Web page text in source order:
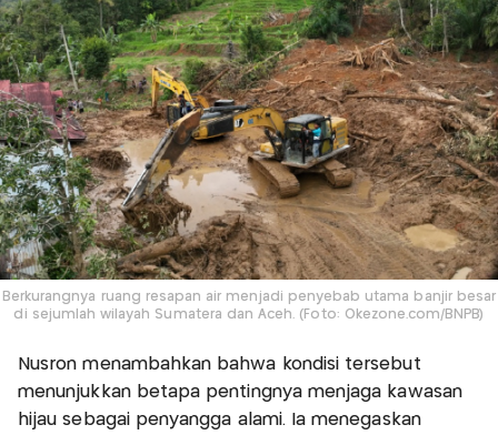
Berkurangnya ruang resapan air menjadi penyebab utama banjir besar
di sejumlah wilayah Sumatera dan Aceh. (Foto: Okezone.com/BNPB)
Nusron menambahkan bahwa kondisi tersebut
menunjukkan betapa pentingnya menjaga kawasan
hijau sebagai penyangga alami. Ia menegaskan